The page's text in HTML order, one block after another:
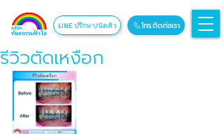
โทร.ติดต่อเรา
LINE ปรึกษา/นัดคิว
รีวิวตัดเหงือก